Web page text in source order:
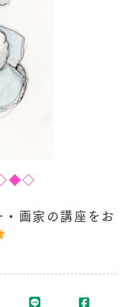
画家の講座をお